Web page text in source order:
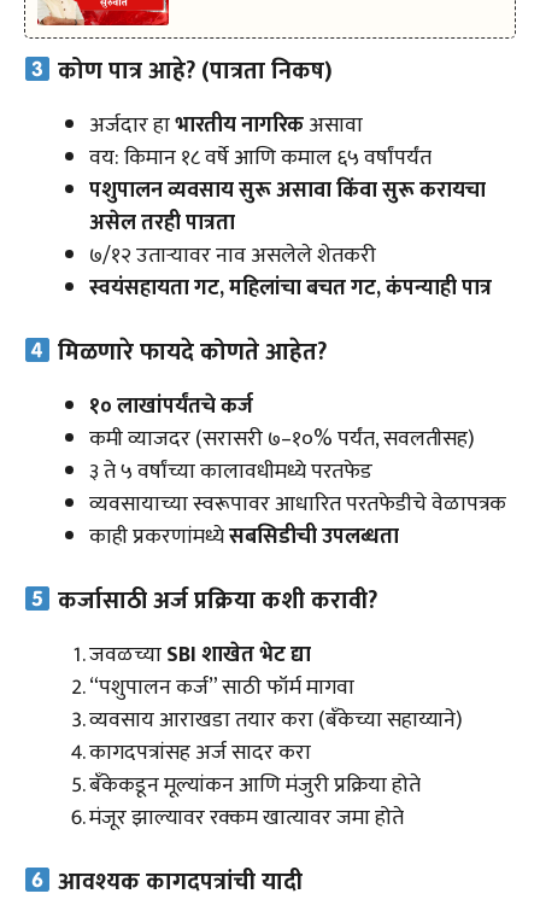
कोण पात्र आहे? (पात्रता निकष)
अर्जदार हाभारतीय नागरिकअसावा
वय: किमान १८ वर्षे आणि कमाल ६५ वर्षांपर्यंत
पशुपालन व्यवसाय सुरू असावा किंवा सुरू करायचा
असेल तरही पात्रता
७/१२ उताऱ्यावर नाव असलेले शेतकरी
स्वयंसहायता गट, महिलांचा बचत गट, कंपन्याही पात्र
मिळणारे फायदे कोणते आहेत?
१० लाखांपर्यंतचे कर्ज
कमी व्याजदर (सरासरी ७–१०% पर्यंत, सवलतीसह)
३ ते ५ वर्षांच्या कालावधीमध्ये परतफेड
व्यवसायाच्या स्वरूपावर आधारित परतफेडीचे वेळापत्रक
काही प्रकरणांमध्येसबसिडीची उपलब्धता
कर्जासाठी अर्ज प्रक्रिया कशी करावी?
जवळच्याSBI शाखेत भेट द्या
“पशुपालन कर्ज” साठी फॉर्म मागवा
व्यवसाय आराखडा तयार करा (बँकेच्या सहाय्याने)
कागदपत्रांसह अर्ज सादर करा
बँकेकडून मूल्यांकन आणि मंजुरी प्रक्रिया होते
मंजूर झाल्यावर रक्कम खात्यावर जमा होते
आवश्यक कागदपत्रांची यादी